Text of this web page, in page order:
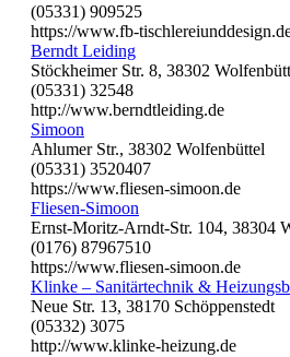
(05331) 909525
https://www.fb-
Berndt Leiding
Stöckheimer Str. 8, 38302
(05331) 32548
http://www.berndtleiding.de
Simoon
Ahlumer Str., 38302 Wolfenbüttel
(05331) 3520407
https://www.fliesen-simoon.de
Fliesen-Simoon
Ernst-Moritz-Arndt-Str. 104, 38304
(0176) 87967510
https://www.fliesen-simoon.de
Klinke – Sanitärtechnik &
Neue Str. 13, 38170 Schöppenstedt
(05332) 3075
http://www.klinke-heizung.de